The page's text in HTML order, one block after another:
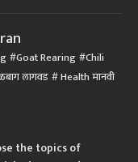
Goat Rearing Chili
लागवड Health मानवी
the topics of